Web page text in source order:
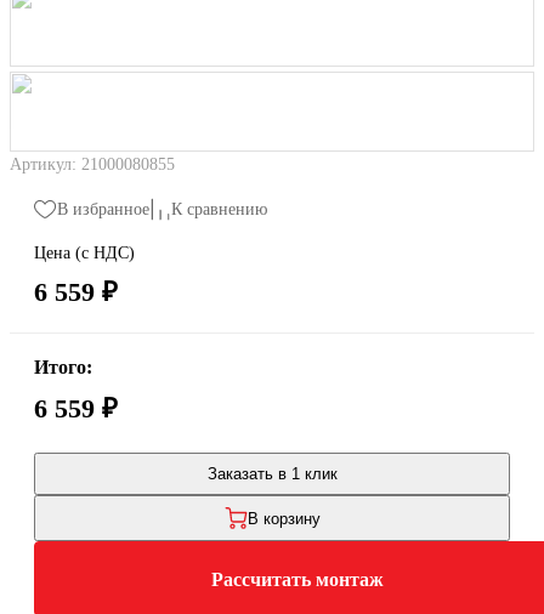
Артикул: 21000080855
В избранное К сравнению
Цена (с НДС)
6 559 ₽
Итого:
6 559 ₽
Заказать в 1 клик
В корзину
Рассчитать монтаж